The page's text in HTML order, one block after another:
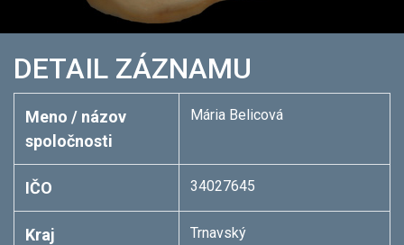
DETAIL ZÁZNAMU
Meno / názov
spoločnosti
Mária Belicová
IČO 34027645
Kraj Trnavský